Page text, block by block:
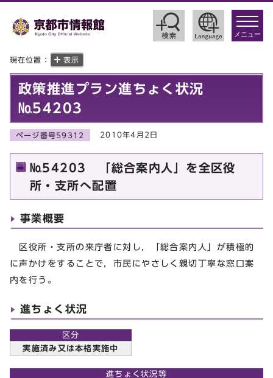
toggle
メニュー
現在位置： 表示
政策推進プラン進ちょく状況
№54203
ページ番号59312 2010年4月2日
№54203 「総合案内人」を全区役
所・支所へ配置
事業概要
区役所・支所の来庁者に対し，「総合案内人」が積極的
に声かけをすることで，市民にやさしく親切丁寧な窓口案
内を行う。
進ちょく状況
区分
実施済み又は本格実施中
進ちょく状況等